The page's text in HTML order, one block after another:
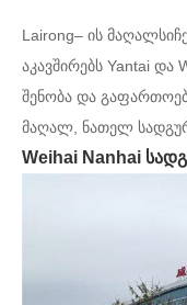
Lairong– ის
აკავშირებს Yantai და
შენობა და
მაღალ, ნათელ
Weihai Nanhai